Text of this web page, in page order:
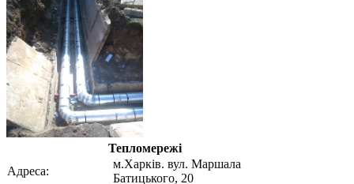
Тепломережі
Адреса:
м.Харків. вул. Маршала
Батицького, 20